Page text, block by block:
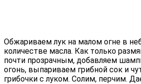
Обжариваем лук на малом огне в
количестве масла. Как только
почти прозрачным, добавляем
огонь, выпариваем грибной сок и
грибочки с луком. Солим, перчим.